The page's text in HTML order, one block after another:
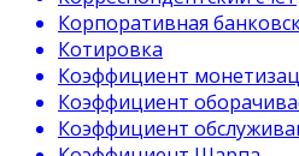
Корпоративная
Котировка
Коэффициент
Коэффициент
Коэффициент